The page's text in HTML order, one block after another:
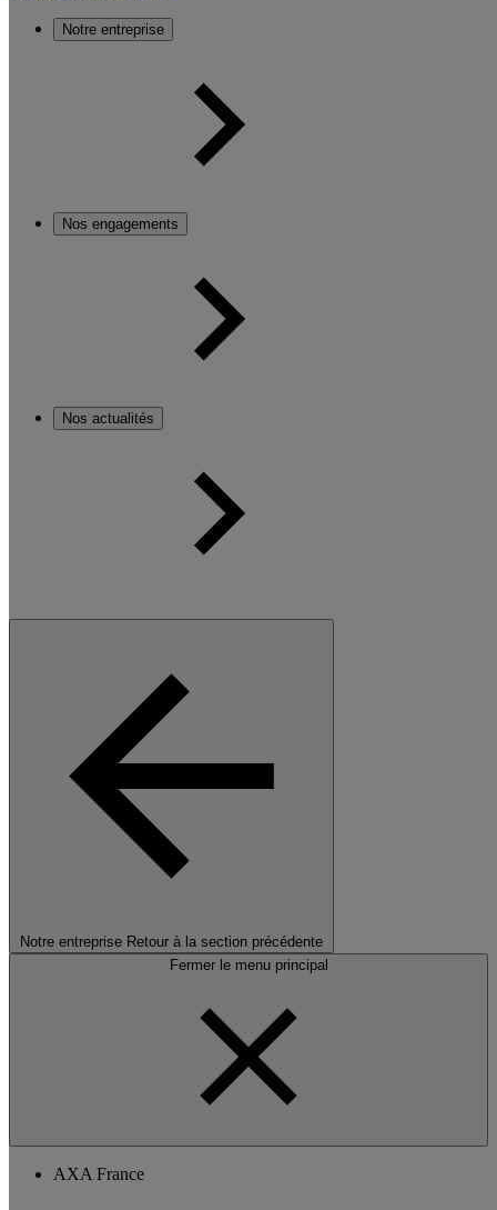
Notre entreprise
Nos engagements
Nos actualités
Notre entreprise Retour à la section précédente
Fermer le menu principal
AXA France